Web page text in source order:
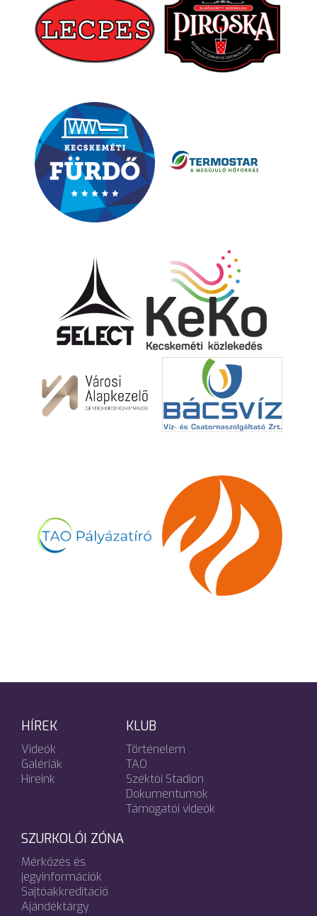
HÍREK
Videók
Galériák
Híreink
KLUB
Történelem
TAO
Széktói Stadion
Dokumentumok
Támogatói videók
SZURKOLÓI ZÓNA
Mérkőzés és
jegyinformációk
Sajtóakkreditáció
Ajándéktárgy